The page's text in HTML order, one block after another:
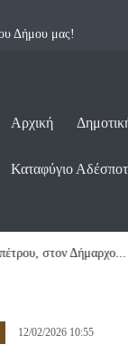
Δήμου μας!
Αρχική
Καταφύγιο
2026 12:04 •Αποφάσεις
12/02/2026 10:55